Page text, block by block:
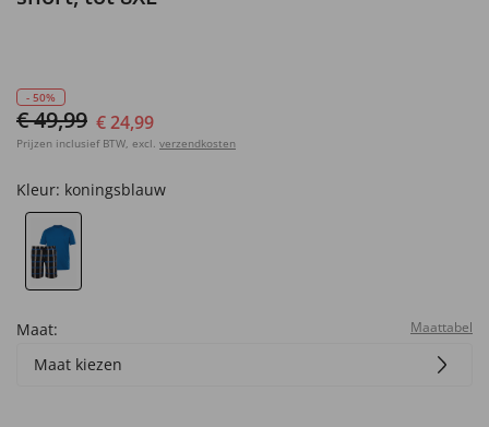
- 50%
€ 49,99 € 24,99
Prijzen inclusief BTW, excl. verzendkosten
Kleur: koningsblauw
Maat: Maattabel
Maat kiezen